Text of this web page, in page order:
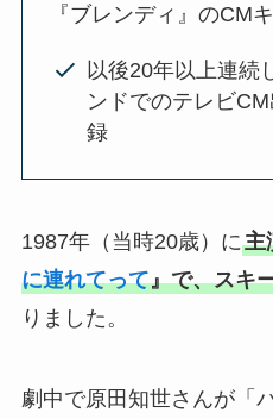
『ブレンディ』のCM
以後20年以上連続
ンドでのテレビ
録
1987年（当時20歳）に主
に連れてって』で、スキ
りました。
劇中で原田知世さんが「